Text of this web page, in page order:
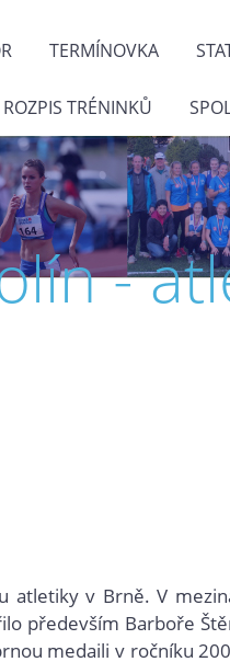
TERMÍNOVKA
ROZPIS TRÉNINKŮ
-
atletiky v Brně. V
především Barboře
medaili v ročníku